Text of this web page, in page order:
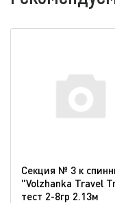
Секция № 3 к
"Volzhanka Travel
тест 2-8гр 2.13м